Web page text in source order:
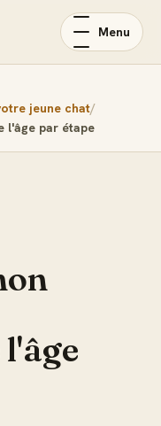
Menu
jeune chat
l'âge par étape